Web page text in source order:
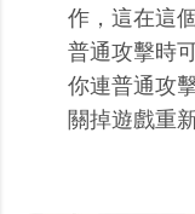
作，這在這
普通攻擊時
你連普通攻
關掉遊戲重